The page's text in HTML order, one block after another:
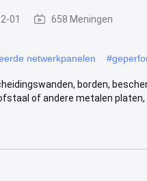
01 658 Meningen
netwerkpanelen #
borden,
of andere metalen platen, ...